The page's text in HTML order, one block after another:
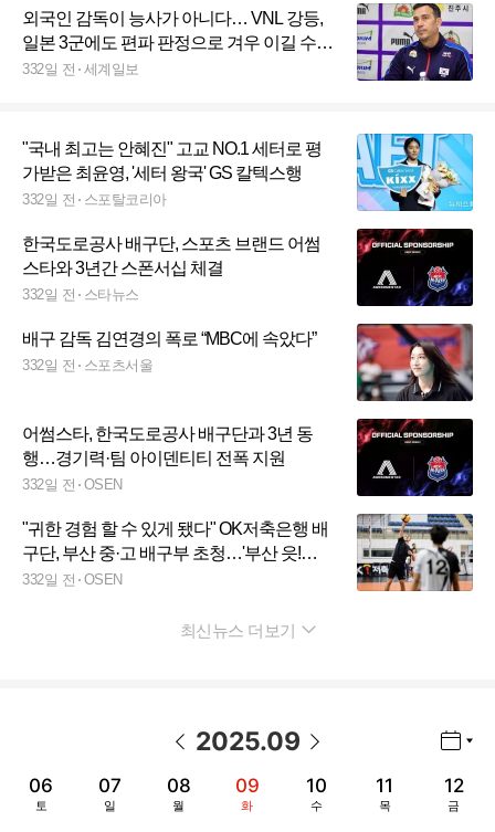
외국인 감독이 능사가 아니다… VNL 강등,
일본 3군에도 편파 판정으로 겨우 이길 수
있었던 모랄레스 감독, 여자 대표팀 사령탑
332일 전 세계일보
"국내 최고는 안혜진" 고교 NO.1 세터로 평
가받은 최윤영, '세터 왕국' GS 칼텍스행
332일 전 스포탈코리아
한국도로공사 배구단, 스포츠 브랜드 어썸
스타와 3년간 스폰서십 체결
332일 전 스타뉴스
배구 감독 김연경의 폭로 “MBC에 속았다”
332일 전 스포츠서울
어썸스타, 한국도로공사 배구단과 3년 동
행…경기력·팀 아이덴티티 전폭 지원
332일 전 OSEN
"귀한 경험 할 수 있게 됐다" OK저축은행 배
구단, 부산 중·고 배구부 초청…'부산 읏!
DREAM 배구교실' 종료
332일 전 OSEN
최신뉴스 더보기
2025.09
06
토
07
일
08
월
09
화
10
수
11
목
12
금